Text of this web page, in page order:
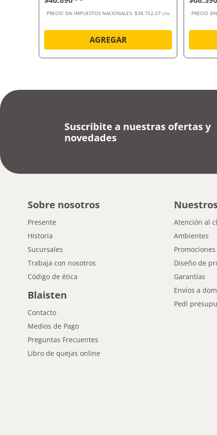
PRECIO SIN IMPUESTOS NACIONALES: $38.752,07 c/u
AGREGAR
PRECIO
Suscribite a nuestras ofertas y
novedades
Sobre nosotros
Presente
Historia
Sucursales
Trabaja con nosotros
Código de ética
Blaisten
Contacto
Medios de Pago
Preguntas Frecuentes
Libro de quejas online
Atención al
Ambientes
Promociones
Diseño de
Garantías
Envíos a
Pedí